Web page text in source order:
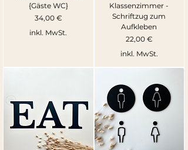
{Gäste WC}
Preis
34,00 €
inkl. MwSt.
Klassenzimmer -
Schriftzug zum
Aufkleben
Preis
22,00 €
inkl. MwSt.